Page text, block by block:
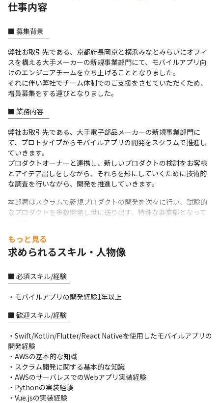
仕事内容
■ 募集背景
￣￣￣￣￣￣
弊社お取引先である、京都府長岡京と横浜みなとみらいにオフィ
スを構える大手メーカーの新規事業部門にて、モバイルアプリ向
けのエンジニアチームを立ち上げることとなりました。
それに伴い弊社でチーム体制でのご支援をさせていただくため、
増員募集をする運びとなりました。
■ 業務内容
￣￣￣￣￣￣
弊社お取引先である、大手電子部品メーカーの新規事業部門に
て、プロトタイプからモバイルアプリの開発をスクラムで推進し
ていきます。
プロダクトオーナーと連携し、新しいプロダクトの検討をお客様
とアイデア出しをしながら、それらを形にしていくために技術的
な調査を行いながら、開発を推進していきます。
本部署はスクラムで新規プロダクトの開発を次々に行い、試験的
なプロダクトを多数開発し世に送り出す、特殊な事業部となって
て深く携わりスマホアプリ開発のスキルや考え方を底上げするこ
とができる環境です。
今回のご支援先とは非常にフラットな関係で、社風的に弊社から
のアイデアを積極的に採用頂き、検討~実行までをまるっとお任せ
いただいています。
■ 具体的な業務内容
￣￣￣￣￣￣￣￣￣￣
・新規/既存の機能の開発/改善の提案/調整、実装・リリース・保
守/運用
・コード品質の担保および改善
・技術選定および導入（言語、フレームワーク、アーキテクチ
ャ、関連サービス等の選定および意思決定）
・技術的負債の解消、リファクタリング
・問い合わせ対応
もっと見る
求められるスキル・人物像
■ 必須スキル/経験
￣￣￣￣￣￣￣￣￣
・モバイルアプリの開発経験1年以上
■ 歓迎スキル/経験
￣￣￣￣￣￣￣￣￣
・Swift/Kotlin/Flutter/React Nativeを使用したモバイルアプリの
開発経験
・AWSの基本的な知識
・スクラム開発に関する基本的な知識
・AWSのサーバレスでのWebアプリ実装経験
・Pythonの実装経験
・Vue.jsの実装経験